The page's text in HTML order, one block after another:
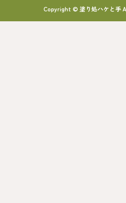
Copyright © 塗り処ハケと手